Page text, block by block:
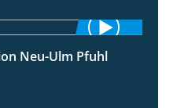
7:10
Neu-Ulm Pfuhl